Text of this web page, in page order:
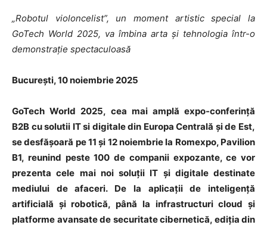
„Robotul violoncelist”, un moment artistic special la
GoTech World 2025, va îmbina arta și tehnologia într-o
demonstrație spectaculoasă
București, 10 noiembrie 2025
GoTech World 2025, cea mai amplă expo-conferință
B2B cu solutii IT si digitale din Europa Centrală și de Est,
se desfășoară pe 11 și 12 noiembrie la Romexpo, Pavilion
B1, reunind peste 100 de companii expozante, ce vor
prezenta cele mai noi soluții IT și digitale destinate
mediului de afaceri. De la aplicații de inteligență
artificială și robotică, până la infrastructuri cloud și
platforme avansate de securitate cibernetică, ediția din